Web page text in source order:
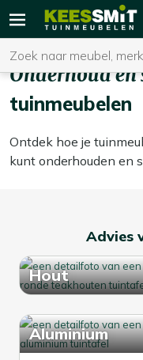
Zoeken
15%
Onderhoud en
tuinmeubelen
Ontdek hoe je
kunt onderhouden en
Advies
Hout
Aluminium